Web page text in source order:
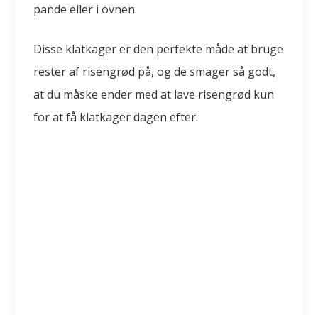
pande eller i ovnen.
Disse klatkager er den perfekte måde at bruge
rester af risengrød på, og de smager så godt,
at du måske ender med at lave risengrød kun
for at få klatkager dagen efter.